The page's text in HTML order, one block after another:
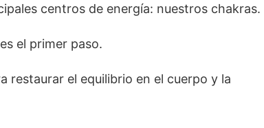
centros de energía: nuestros chakras.
el primer paso.
restaurar el equilibrio en el cuerpo y la